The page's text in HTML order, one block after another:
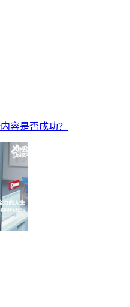
容是否成功？